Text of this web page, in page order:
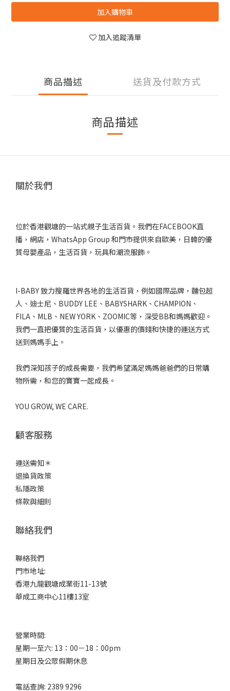
加入購物車
加入追蹤清單
商品描述 送貨及付款方式
商品描述
關於我們
位於香港觀塘的一站式親子生活百貨。我們在FACEBOOK直
播，網店，WhatsApp Group 和門市提供來自歐美，日韓的優
質母嬰產品，生活百貨，玩具和潮流服飾。
I-BABY 致力搜羅世界各地的生活百貨，例如國際品牌，麵包超
人、迪士尼、BUDDY LEE、BABYSHARK、CHAMPION、
FILA、MLB、NEW YORK、ZOOMIC等，深受BB和媽媽歡迎。
我們一直把優質的生活百貨，以優惠的價錢和快捷的運送方式
送到媽媽手上。
我們深知孩子的成長需要，我們希望滿足媽媽爸爸們的日常購
物所需，和您的寶寶一起成長。
YOU GROW, WE CARE.
顧客服務
運送需知＊
退換貨政策
私隱政策
條款與細則
聯絡我們
聯絡我們
門市地址:
香港九龍觀塘成業街11-13號
華成工商中心11樓13室
營業時間:
星期一至六: 13：00－18：00pm
星期日及公眾假期休息
電話查詢: 2389 9296